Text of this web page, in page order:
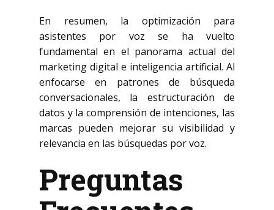
En resumen, la optimización para
asistentes por voz se ha vuelto
fundamental en el panorama actual del
marketing digital e inteligencia artificial. Al
enfocarse en patrones de búsqueda
conversacionales, la estructuración de
datos y la comprensión de intenciones, las
marcas pueden mejorar su visibilidad y
relevancia en las búsquedas por voz.
Preguntas